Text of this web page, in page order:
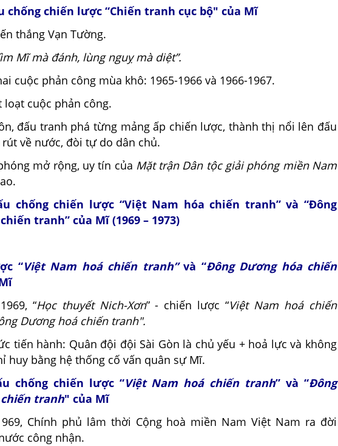
chống chiến lược “Chiến tranh cục bộ" của Mĩ
thắng Vạn Tường.
Mĩ mà đánh, lùng nguỵ mà diệt”.
cuộc phản công mùa khô: 1965-1966 và 1966-1967.
loạt cuộc phản công.
đấu tranh phá từng mảng ấp chiến lược, thành thị nổi lên đấu
về nước, đòi tự do dân chủ.
mở rộng, uy tín của Mặt trận Dân tộc giải phóng miền Nam
chống chiến lược “Việt Nam hóa chiến tranh” và “Đông
tranh” của Mĩ (1969 – 1973)
“Việt Nam hoá chiến tranh”và “Đông Dương hóa chiến
“Học thuyết Nich-Xơn” - chiến lược “Việt Nam hoá chiến
Dương hoá chiến tranh".
tiến hành: Quân đội đội Sài Gòn là chủ yếu + hoả lực và không
huy bằng hệ thống cố vấn quân sự Mĩ.
chống chiến lược “Việt Nam hoá chiến tranh” và “Đông
tranh" của Mĩ
Chính phủ lâm thời Cộng hoà miền Nam Việt Nam ra đời
công nhận.